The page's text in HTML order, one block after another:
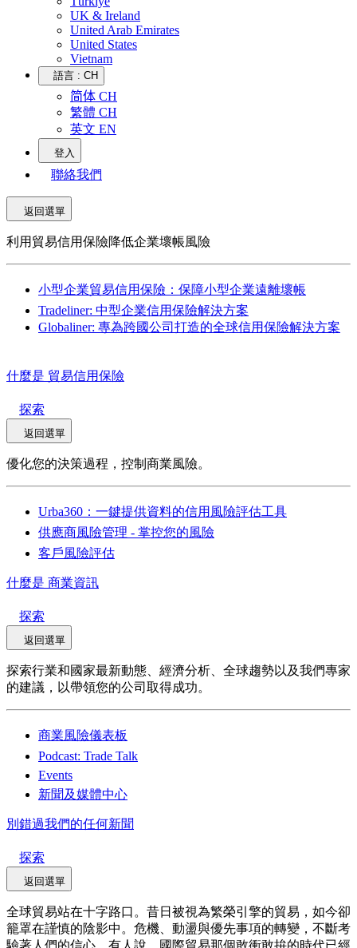
UK & Ireland
United Arab Emirates
United States
Vietnam
語言 : CH
简体 CH
繁體 CH
英文 EN
登入
聯絡我們
返回選單
利用貿易信用保險降低企業壞帳風險
小型企業貿易信用保險：保障小型企業遠離壞帳
Tradeliner: 中型企業信用保險解決方案
Globaliner: 專為跨國公司打造的全球信用保險解決方案
什麼是 貿易信用保險
探索
返回選單
優化您的決策過程，控制商業風險。
Urba360：一鍵提供資料的信用風險評估工具
供應商風險管理 - 掌控您的風險
客戶風險評估
什麼是 商業資訊
探索
返回選單
探索行業和國家最新動態、經濟分析、全球趨勢以及我們專家
的建議，以帶領您的公司取得成功。
商業風險儀表板
Podcast: Trade Talk
Events
新聞及媒體中心
別錯過我們的任何新聞
探索
返回選單
全球貿易站在十字路口。昔日被視為繁榮引擎的貿易，如今卻
籠罩在謹慎的陰影中。危機、動盪與優先事項的轉變，不斷考
驗著人們的信心。有人說，國際貿易那個敢衝敢拚的時代已經